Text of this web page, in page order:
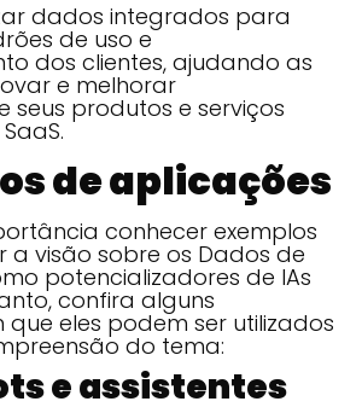
dados integrados para
de uso e
dos clientes, ajudando as
e melhorar
seus produtos e serviços
de aplicações
conhecer exemplos
visão sobre os Dados de
potencializadores de IAs
confira alguns
eles podem ser utilizados
do tema:
e assistentes